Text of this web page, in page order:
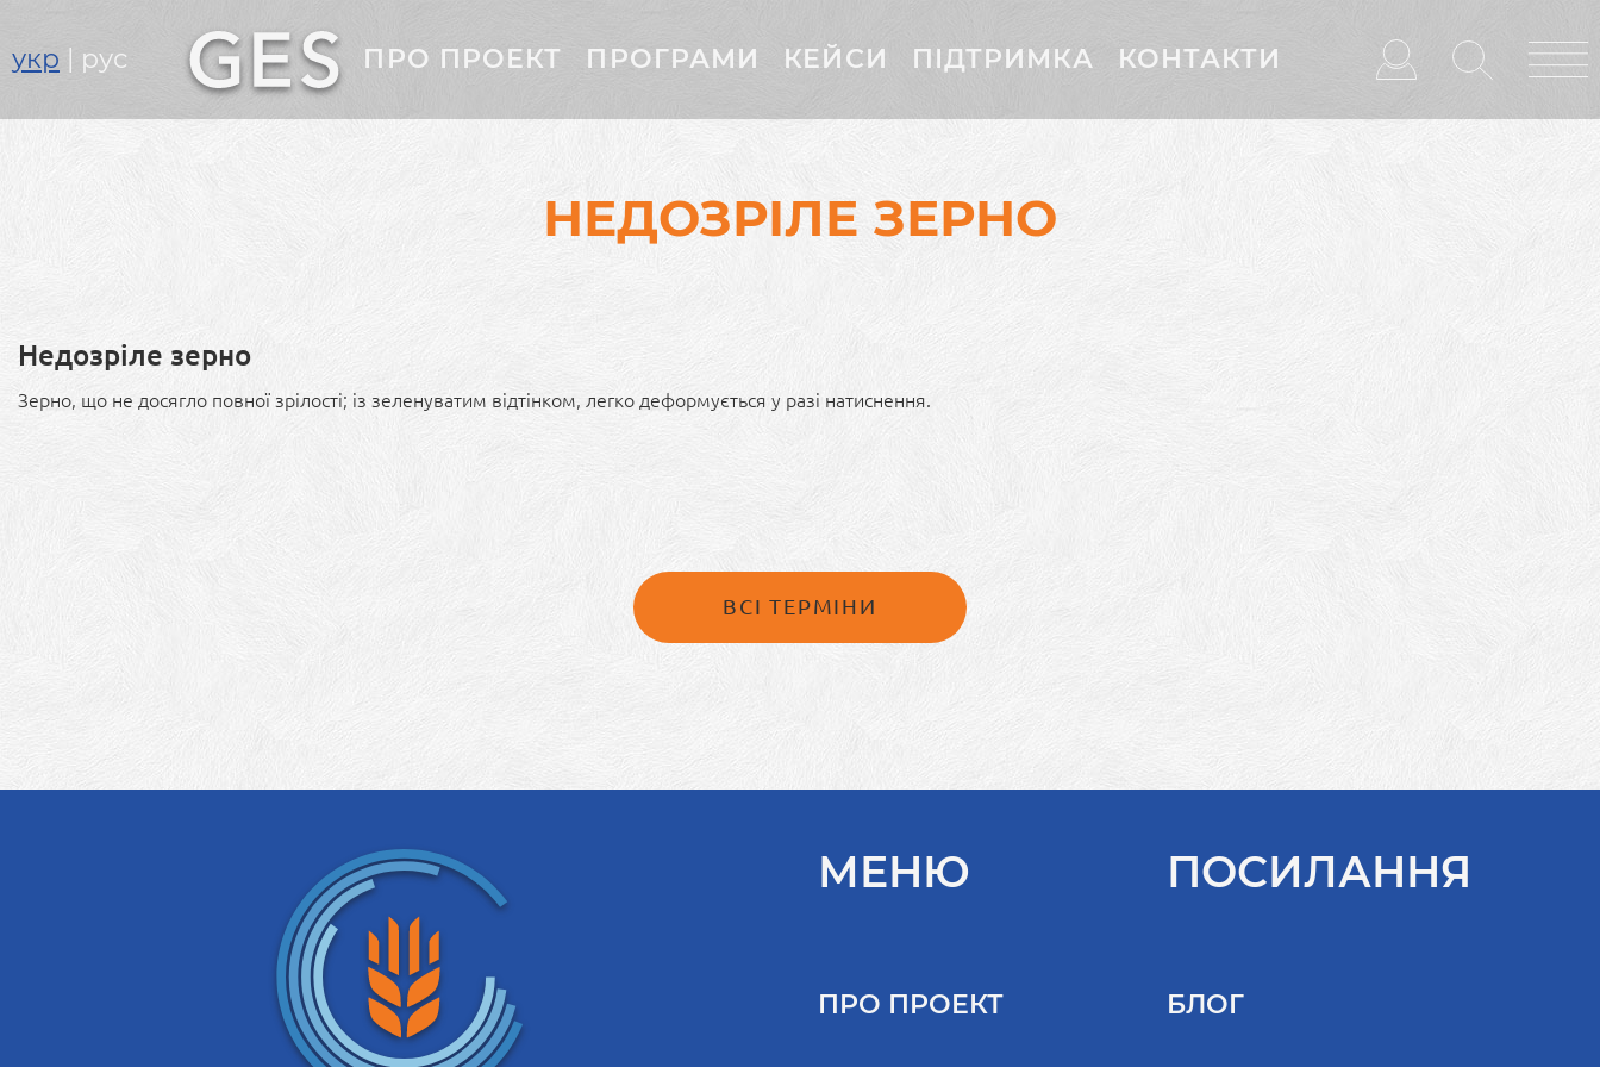
укр рус
Головне
ПРО ПРОЕКТ ПРОГРАМИ КЕЙСИ ПІДТРИМКА КОНТАКТИ
НЕДОЗРІЛЕ ЗЕРНО
Недозріле зерно
Зерно, що не досягло повної зрілості; із зеленуватим відтінком, легко деформується у разі натиснення.
ВСІ ТЕРМІНИ
МЕНЮ
ПРО ПРОЕКТ
ПОСИЛАННЯ
БЛОГ